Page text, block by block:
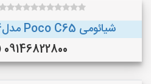
شیائومی Poco C65 مدل2024گلوبال256گیگ
09146822800 (اردبیل )